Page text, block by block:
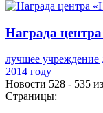
Награда
лучшее учреждение
2014 году
Новости 528 - 535
Страницы: